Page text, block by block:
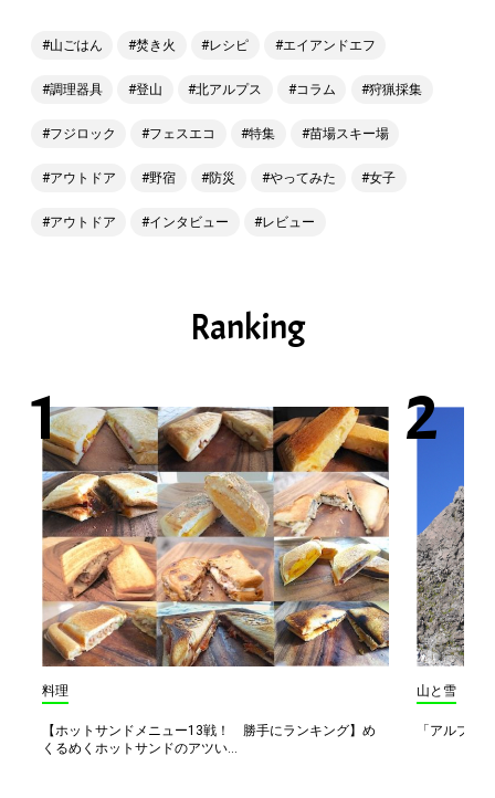
山ごはん 焚き火 レシピ エイアンドエフ
調理器具 登山 北アルプス コラム 狩猟採集
フジロック フェスエコ 特集 苗場スキー場
アウトドア 野宿 防災 やってみた 女子
アウトドア インタビュー レビュー
Ranking
料理
【ホットサンドメニュー13戦！ 勝手にランキング】め
くるめくホットサンドのアツい...
山と雪
「アルプス